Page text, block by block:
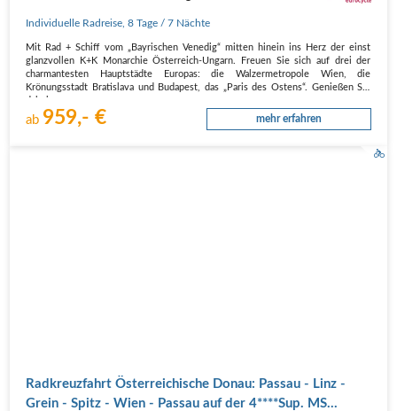
Individuelle Radreise ,8 Tage / 7 Nächte
Mit Rad + Schiff vom „Bayrischen Venedig“ mitten hinein ins Herz der einst
glanzvollen K+K Monarchie Österreich-Ungarn. Freuen Sie sich auf drei der
charmantesten Hauptstädte Europas: die Walzermetropole Wien, die
Krönungsstadt Bratislava und Budapest, das „Paris des Ostens“. Genießen Sie
ab 959,- € mehr erfahren
Radkreuzfahrt Österreichische Donau: Passau - Linz -
Grein - Spitz - Wien - Passau auf der 4****Sup. MS